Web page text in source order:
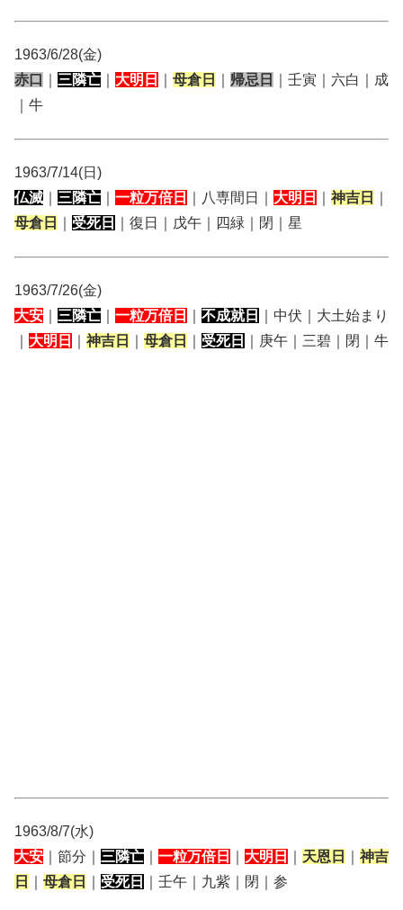
1963/6/28(金)
赤口
三隣亡 大明日 母倉日 帰忌日
｜壬寅｜六白｜成
｜牛
1963/7/14(日)
仏滅
三隣亡 一粒万倍日 ｜八専間日｜ 大明日 神吉日
母倉日
受死日 ｜復日｜戊午｜四緑｜閉｜星
1963/7/26(金)
大安
三隣亡 一粒万倍日 不成就日
｜中伏｜大土始まり
大明日 神吉日 母倉日 受死日 ｜庚午｜三碧｜閉｜牛
1963/8/7(水)
大安 ｜節分｜ 三隣亡 一粒万倍日 大明日 天恩日
神吉
日
母倉日 受死日 ｜壬午｜九紫｜閉｜参